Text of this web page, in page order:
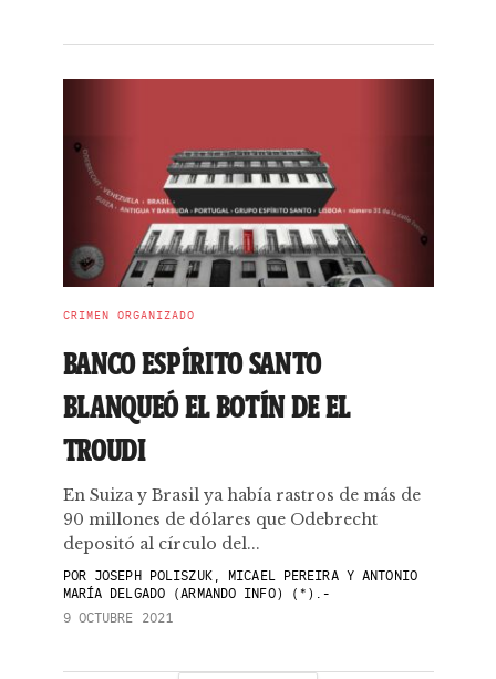
CRIMEN ORGANIZADO
BANCO ESPÍRITO SANTO
BLANQUEÓ EL BOTÍN DE EL
TROUDI
En Suiza y Brasil ya había rastros de más de
90 millones de dólares que Odebrecht
depositó al círculo del...
PORJOSEPH POLISZUK, MICAEL PEREIRA Y ANTONIO
MARÍA DELGADO (ARMANDO INFO) (*).-
9 OCTUBRE 2021